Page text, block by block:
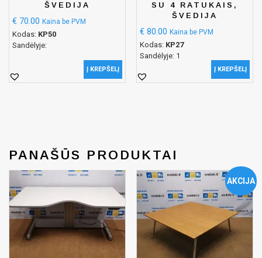
ŠVEDIJA
€ 70.00 Kaina be PVM
Kodas: KP50
Sandėlyje:
Į KREPŠELĮ
SU 4 RATUKAIS,
ŠVEDIJA
€ 80.00 Kaina be PVM
Kodas: KP27
Sandėlyje: 1
Į KREPŠELĮ
PANAŠŪS PRODUKTAI
AKCIJA